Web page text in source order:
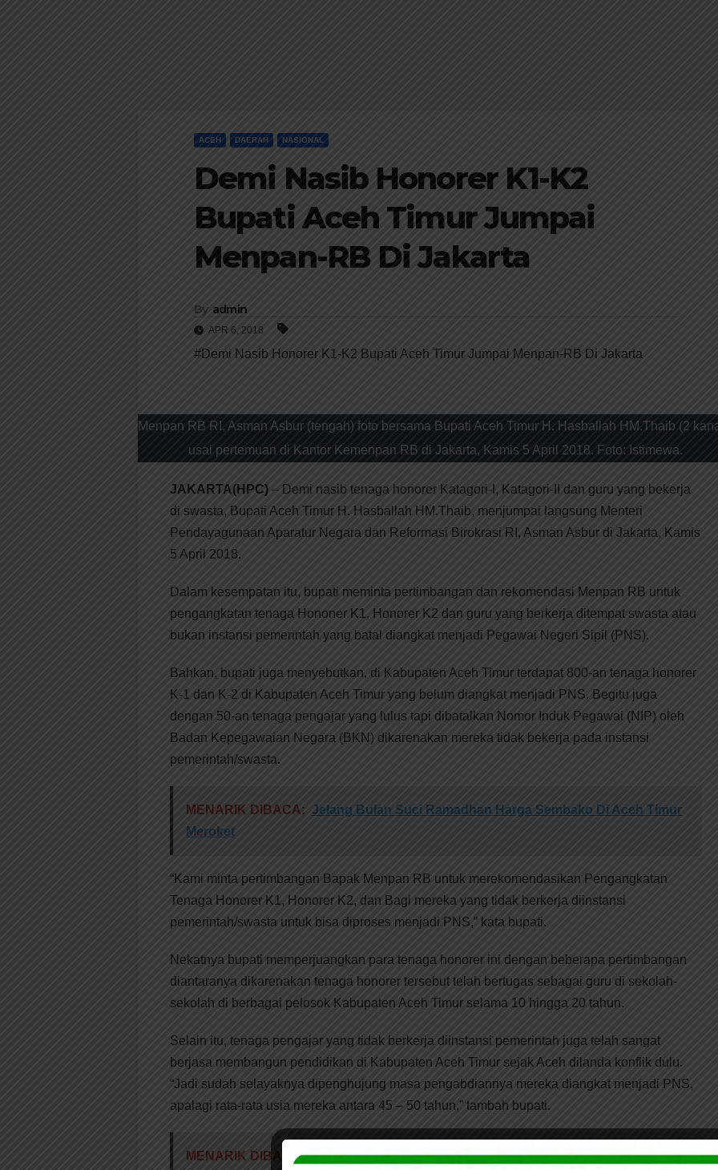
ACEH DAERAH NASIONAL
Demi Nasib Honorer K1-K2
Bupati Aceh Timur Jumpai
Menpan-RB Di Jakarta
By admin
APR 6, 2018
#Demi Nasib Honorer K1-K2 Bupati Aceh Timur Jumpai Menpan-RB Di Jakarta
Menpan RB RI, Asman Asbur (tengah) foto bersama Bupati Aceh Timur H. Hasballah HM.Thaib (2
usai pertemuan di Kantor Kemenpan RB di Jakarta, Kamis 5 April 2018. Foto: Istimewa.
JAKARTA(HPC) – Demi nasib tenaga honorer Katagori-I, Katagori-II dan guru yang bekerja
di swasta, Bupati Aceh Timur H. Hasballah HM.Thaib, menjumpai langsung Menteri
Pendayagunaan Aparatur Negara dan Reformasi Birokrasi RI, Asman Asbur di Jakarta, Kamis
5 April 2018.
Dalam kesempatan itu, bupati meminta pertimbangan dan rekomendasi Menpan RB untuk
pengangkatan tenaga Hononer K1, Honorer K2 dan guru yang berkerja ditempat swasta atau
bukan instansi pemerintah yang batal diangkat menjadi Pegawai Negeri Sipil (PNS).
Bahkan, bupati juga menyebutkan, di Kabupaten Aceh Timur terdapat 800-an tenaga honorer
K-1 dan K-2 di Kabupaten Aceh Timur yang belum diangkat menjadi PNS. Begitu juga
dengan 50-an tenaga pengajar yang lulus tapi dibatalkan Nomor Induk Pegawai (NIP) oleh
Badan Kepegawaian Negara (BKN) dikarenakan mereka tidak bekerja pada instansi
pemerintah/swasta.
MENARIK DIBACA: Jelang Bulan Suci Ramadhan Harga Sembako Di Aceh Timur
Meroket
“Kami minta pertimbangan Bapak Menpan RB untuk merekomendasikan Pengangkatan
Tenaga Honorer K1, Honorer K2, dan Bagi mereka yang tidak berkerja diinstansi
pemerintah/swasta untuk bisa diproses menjadi PNS,” kata bupati.
Nekatnya bupati memperjuangkan para tenaga honorer ini dengan beberapa pertimbangan
diantaranya dikarenakan tenaga honorer tersebut telah bertugas sebagai guru di sekolah-
sekolah di berbagai pelosok Kabupaten Aceh Timur selama 10 hingga 20 tahun.
Selain itu, tenaga pengajar yang tidak berkerja diinstansi pemerintah juga telah sangat
berjasa membangun pendidikan di Kabupaten Aceh Timur sejak Aceh dilanda konflik dulu.
“Jadi sudah selayaknya dipenghujung masa pengabdiannya mereka diangkat menjadi PNS,
apalagi rata-rata usia mereka antara 45 – 50 tahun,” tambah bupati.
MENARIK DIBACA: Jaksa Tingkatkan Status Proyek Dermaga Sei Tohor Barat Ke